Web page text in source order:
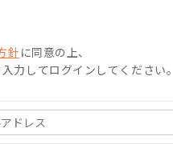
針 に同意の上、
力してログインしてください。